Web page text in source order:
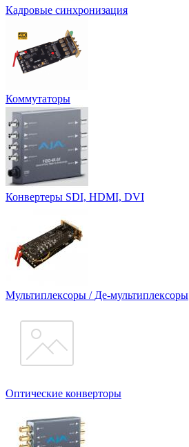
Кадровые синхронизация
Коммутаторы
Конвертеры SDI, HDMI, DVI
Мультиплексоры / Де-мультиплексоры
Оптические конверторы